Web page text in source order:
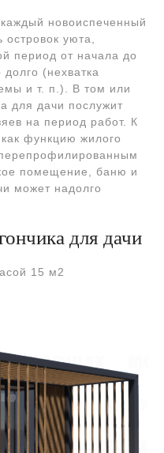
новоиспеченный
островок уюта,
период от начала до
(нехватка
и т. п.). В том или
для дачи послужит
на период работ. К
функцию жилого
помещение, баню и
может надолго
для дачи
15 м2